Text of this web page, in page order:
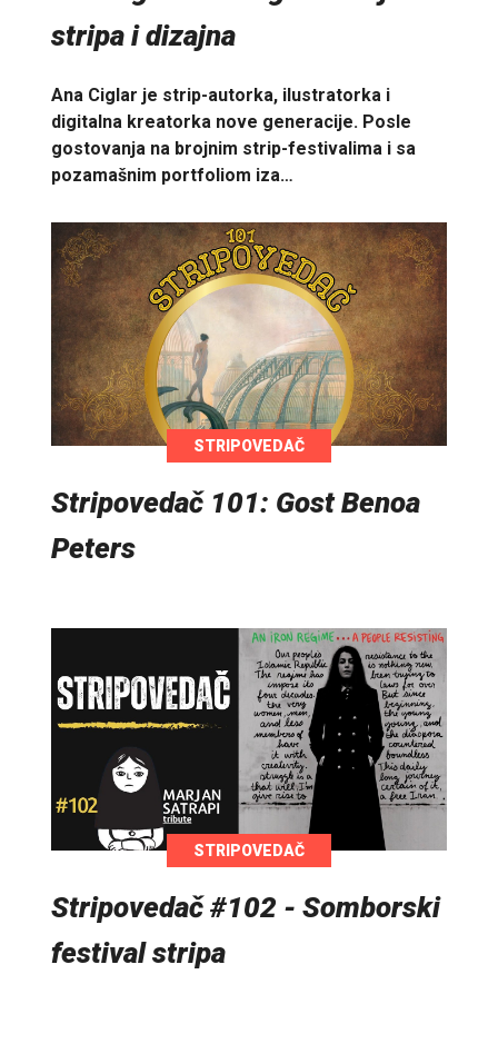
stripa i dizajna
Ana Ciglar je strip-autorka, ilustratorka i
digitalna kreatorka nove generacije. Posle
gostovanja na brojnim strip-festivalima i sa
pozamašnim portfoliom iza…
STRIPOVEDAČ
Stripovedač 101: Gost Benoa
Peters
STRIPOVEDAČ
Stripovedač #102 - Somborski
festival stripa